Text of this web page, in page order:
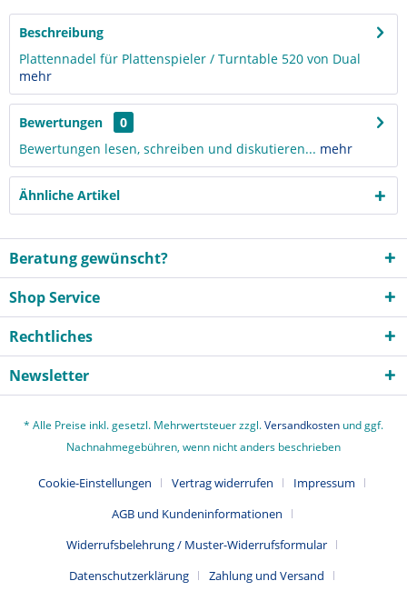
Beschreibung
Plattennadel für Plattenspieler / Turntable 520 von Dual
mehr
Bewertungen
0
Bewertungen lesen, schreiben und diskutieren... mehr
Ähnliche Artikel
Beratung gewünscht?
Shop Service
Rechtliches
Newsletter
* Alle Preise inkl. gesetzl. Mehrwertsteuer zzgl.Versandkosten und ggf.
Nachnahmegebühren, wenn nicht anders beschrieben
Cookie-Einstellungen Vertrag widerrufen
Impressum
AGB und Kundeninformationen
Widerrufsbelehrung / Muster-Widerrufsformular
Datenschutzerklärung
Zahlung und Versand